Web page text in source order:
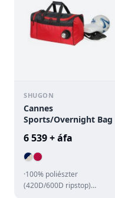
SHUGON
Cannes
Sports/Overnight Bag
6 539 + áfa
·100% poliészter
(420D/600D ripstop)